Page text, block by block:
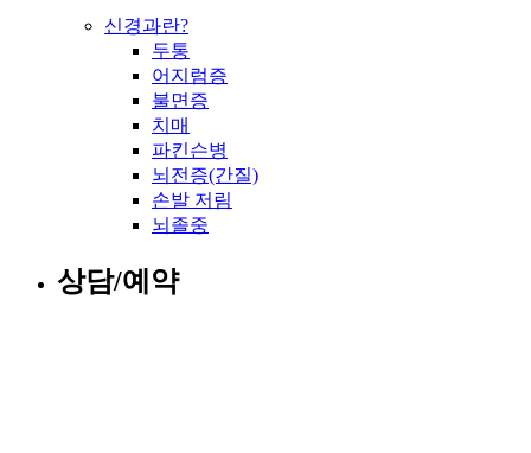
신경과란?
두통
어지럼증
불면증
치매
파킨슨병
뇌전증(간질)
손발 저림
뇌졸중
상담/예약